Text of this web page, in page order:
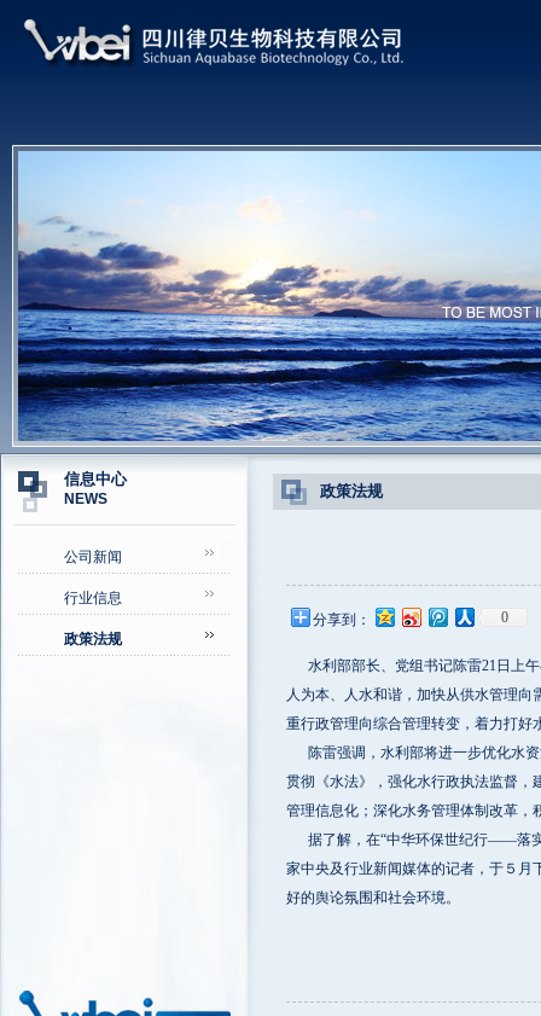
信息中心
NEWS
公司新闻
行业信息
政策法规
政策法规
分享到： 0
水利部部长、党组书记陈雷21日上
人为本、人水和谐，加快从供水管理
重行政管理向综合管理转变，着力打好
陈雷强调，水利部将进一步优化水资
贯彻《水法》，强化水行政执法监督，
管理信息化；深化水务管理体制改革，
据了解，在“中华环保世纪行——落实
家中央及行业新闻媒体的记者，于５月
好的舆论氛围和社会环境。